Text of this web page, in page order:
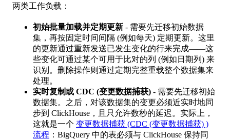
两类工作负载：
初始批量加载并定期更新 - 需要先迁移初始数据
集，再按固定时间间隔 (例如每天) 定期更新。这里
的更新通过重新发送已发生变化的行来完成——这
些变化可通过某个可用于比对的列 (例如日期列) 来
识别。删除操作则通过定期完整重载整个数据集来
处理。
实时复制或 CDC (变更数据捕获) - 需要先迁移初始
数据集。之后，对该数据集的变更必须近实时地同
步到 ClickHouse，且只允许数秒的延迟。实际上，
这就是一个 变更数据捕获 (CDC (变更数据捕获) )
流程 ：BigQuery 中的表必须与 ClickHouse 保持同